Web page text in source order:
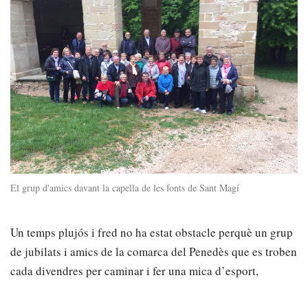
El grup d'amics davant la capella de les fonts de Sant Magí
Un temps plujós i fred no ha estat obstacle perquè un grup
de jubilats i amics de la comarca del Penedès que es troben
cada divendres per caminar i fer una mica d’esport,